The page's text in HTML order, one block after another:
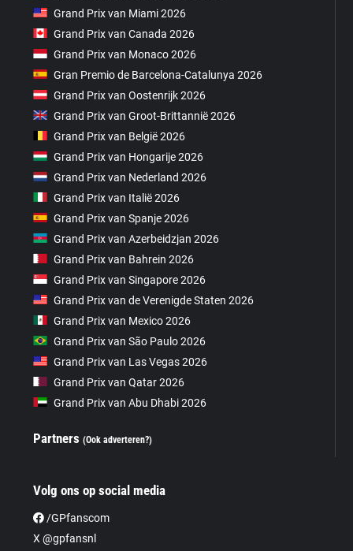
Grand Prix van Miami 2026
Grand Prix van Canada 2026
Grand Prix van Monaco 2026
Gran Premio de Barcelona-Catalunya 2026
Grand Prix van Oostenrijk 2026
Grand Prix van Groot-Brittannië 2026
Grand Prix van België 2026
Grand Prix van Hongarije 2026
Grand Prix van Nederland 2026
Grand Prix van Italië 2026
Grand Prix van Spanje 2026
Grand Prix van Azerbeidzjan 2026
Grand Prix van Bahrein 2026
Grand Prix van Singapore 2026
Grand Prix van de Verenigde Staten 2026
Grand Prix van Mexico 2026
Grand Prix van São Paulo 2026
Grand Prix van Las Vegas 2026
Grand Prix van Qatar 2026
Grand Prix van Abu Dhabi 2026
Partners(Ook adverteren?)
Volg ons op social media
/GPfanscom
X @gpfansnl